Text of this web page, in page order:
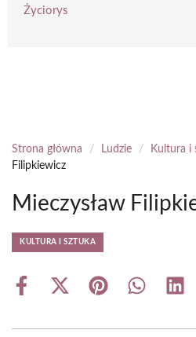
Życiorys
Strona główna / Ludzie / Kultura i
Filipkiewicz
Mieczysław
KULTURA I SZTUKA
Share
Share
(Twitter)
Share Share